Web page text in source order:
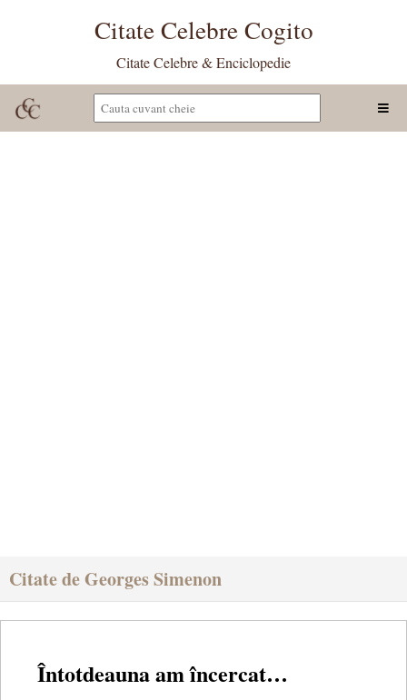
Citate Celebre Cogito
Citate Celebre & Enciclopedie
Citate de Georges Simenon
Întotdeauna am încercat…